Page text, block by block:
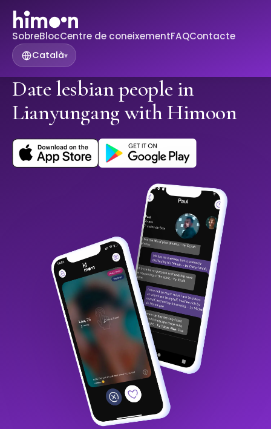
SobreBlocCentre de coneixementFAQContacte
Català▾
Date lesbian people in
Lianyungang with Himoon